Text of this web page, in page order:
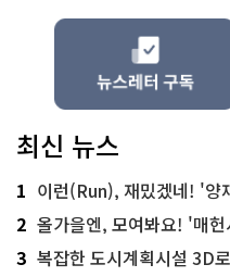
최신 뉴스
1 이런(Run), 재밌겠네! '양재
2 올가을엔, 모여봐요! '매
3 복잡한 도시계획시설 3D